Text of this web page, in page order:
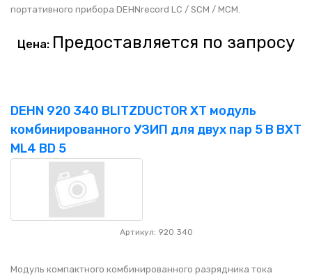
портативного прибора DEHNrecord LC / SCM / MCM.
Цена: Предоставляется по запросу
DEHN 920 340 BLITZDUCTOR XT модуль
комбинированного УЗИП для двух пар 5 В BXT
ML4 BD 5
Артикул: 920 340
Модуль компактного комбинированного разрядника тока